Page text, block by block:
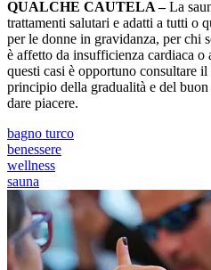
QUALCHE CAUTELA –La
trattamenti salutari e adatti a tutti o
per le donne in gravidanza, per chi
è affetto da insufficienza cardiaca
questi casi è opportuno consultare
principio della gradualità e del buon
dare piacere.
bagno turco
benessere
wellness
sauna